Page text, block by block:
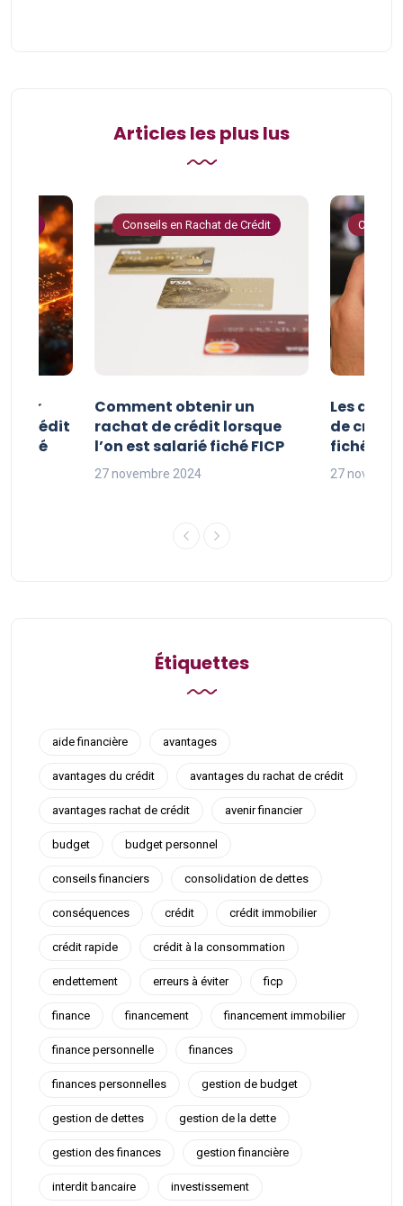
Articles les plus lus
pour
crédit
fiché
Conseils en Rachat de Crédit
Comment obtenir un
rachat de crédit lorsque
l’on est salarié fiché FICP
27 novembre 2024
Les
de crédit
fichés
27
Étiquettes
aide financière avantages
avantages du crédit avantages du rachat de crédit
avantages rachat de crédit avenir financier
budget budget personnel
conseils financiers consolidation de dettes
conséquences crédit crédit immobilier
crédit rapide crédit à la consommation
endettement erreurs à éviter ficp
finance financement financement immobilier
finance personnelle finances
finances personnelles gestion de budget
gestion de dettes gestion de la dette
gestion des finances gestion financière
interdit bancaire investissement